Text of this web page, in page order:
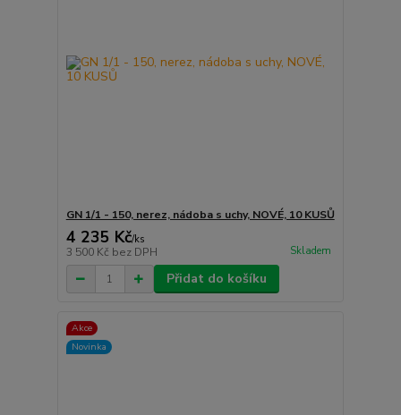
GN 1/1 - 150, nerez, nádoba s uchy, NOVÉ, 10 KUSŮ
4 235 Kč/ks
3 500 Kč bez DPH Skladem
Přidat do košíku
Akce
Novinka